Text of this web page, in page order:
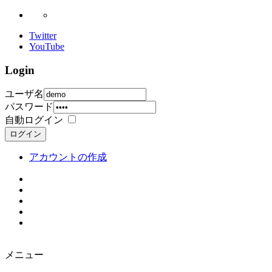
Twitter
YouTube
Login
ユーザ名
パスワード
自動ログイン
ログイン
アカウントの作成
メニュー